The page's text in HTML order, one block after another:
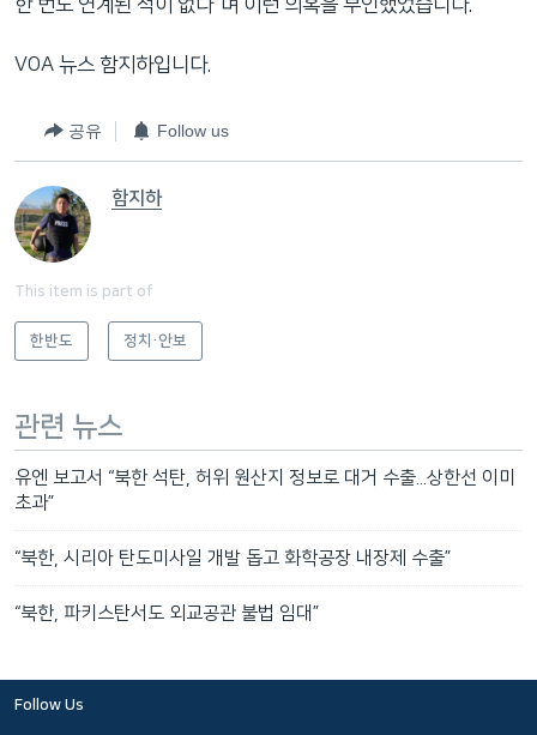
VOA 뉴스 함지하입니다.
공유 Follow us
함지하
This item is part of
한반도 정치·안보
관련 뉴스
유엔 보고서 “북한 석탄, 허위 원산지 정보로 대거 수출...상한선 이미
초과”
“북한, 시리아 탄도미사일 개발 돕고 화학공장 내장제 수출”
“북한, 파키스탄서도 외교공관 불법 임대”
Follow Us